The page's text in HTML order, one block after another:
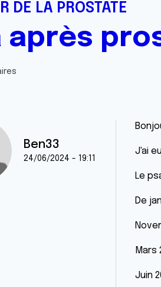
DE LA PROSTATE
après
Ben33
24/06/2024 - 19:11
J'ai
Le
De
Juin